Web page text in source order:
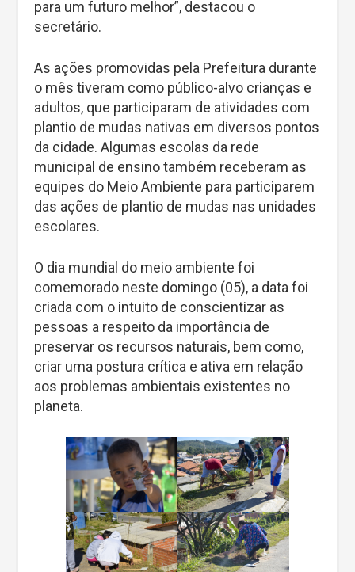
para um futuro melhor”, destacou o
secretário.
As ações promovidas pela Prefeitura durante
o mês tiveram como público-alvo crianças e
adultos, que participaram de atividades com
plantio de mudas nativas em diversos pontos
da cidade. Algumas escolas da rede
municipal de ensino também receberam as
equipes do Meio Ambiente para participarem
das ações de plantio de mudas nas unidades
escolares.
O dia mundial do meio ambiente foi
comemorado neste domingo (05), a data foi
criada com o intuito de conscientizar as
pessoas a respeito da importância de
preservar os recursos naturais, bem como,
criar uma postura crítica e ativa em relação
aos problemas ambientais existentes no
planeta.